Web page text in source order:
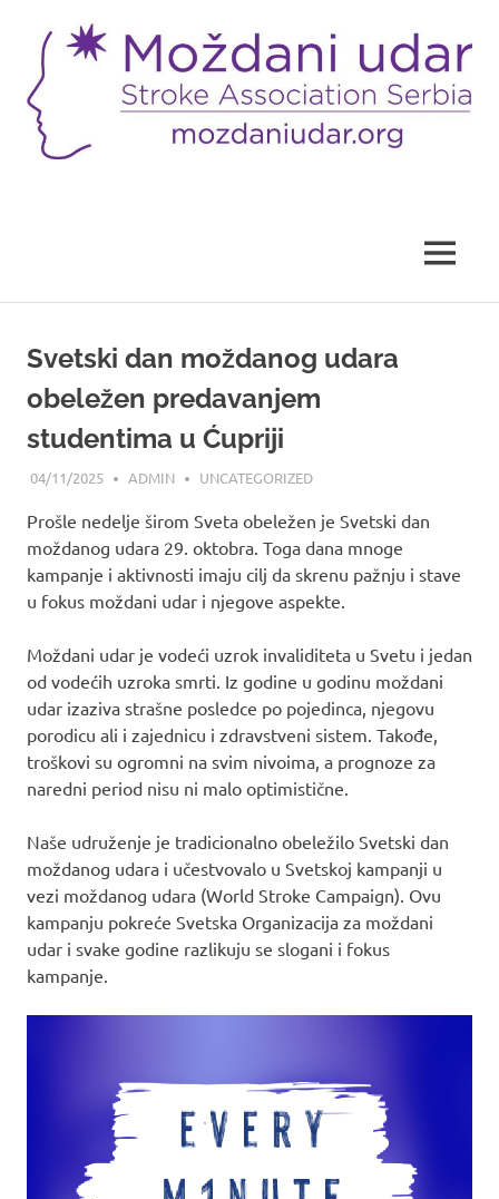
content
MENU
Svetski dan moždanog udara
obeležen predavanjem
studentima u Ćupriji
04/11/2025 ADMIN UNCATEGORIZED
Prošle nedelje širom Sveta obeležen je Svetski dan
moždanog udara 29. oktobra. Toga dana mnoge
kampanje i aktivnosti imaju cilj da skrenu pažnju i stave
u fokus moždani udar i njegove aspekte.
Moždani udar je vodeći uzrok invaliditeta u Svetu i jedan
od vodećih uzroka smrti. Iz godine u godinu moždani
udar izaziva strašne posledce po pojedinca, njegovu
porodicu ali i zajednicu i zdravstveni sistem. Takođe,
troškovi su ogromni na svim nivoima, a prognoze za
naredni period nisu ni malo optimistične.
Naše udruženje je tradicionalno obeležilo Svetski dan
moždanog udara i učestvovalo u Svetskoj kampanji u
vezi moždanog udara (World Stroke Campaign). Ovu
kampanju pokreće Svetska Organizacija za moždani
udar i svake godine razlikuju se slogani i fokus
kampanje.